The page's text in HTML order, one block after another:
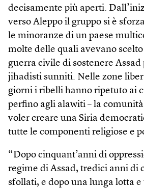
decisamente più aperti.
verso Aleppo il gruppo si è
le minoranze di un paese
molte delle quali avevano
guerra civile di sostenere Assad
jihadisti sunniti. Nelle zone
giorni i ribelli hanno ripetuto ai
perfino agli alawiti – la comunità
voler creare una Siria
tutte le componenti religiose e
“Dopo cinquant’anni di
regime di Assad, tredici anni di
sfollati, e dopo una lunga lotta